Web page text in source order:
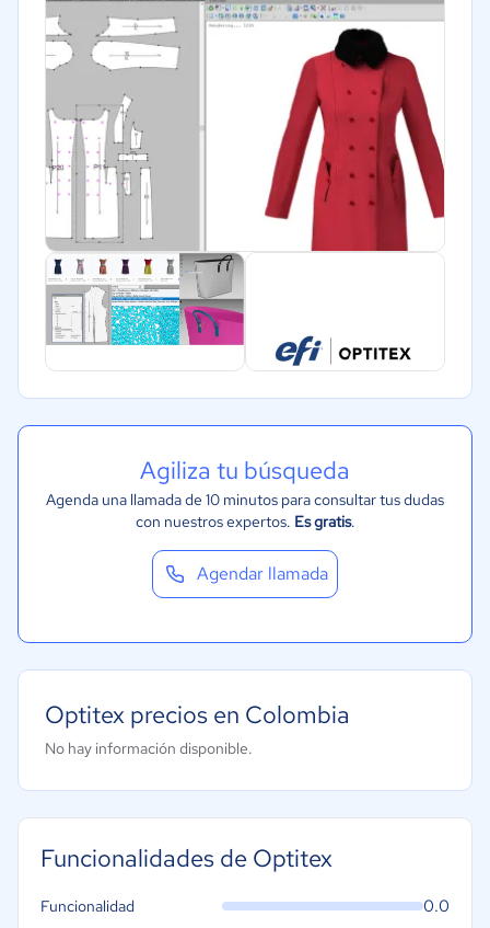
Agiliza tu búsqueda
Agenda una llamada de 10 minutos para consultar tus dudas
con nuestros expertos. Es gratis.
Agendar llamada
Optitex precios en Colombia
No hay información disponible.
Funcionalidades de Optitex
Funcionalidad
0.0